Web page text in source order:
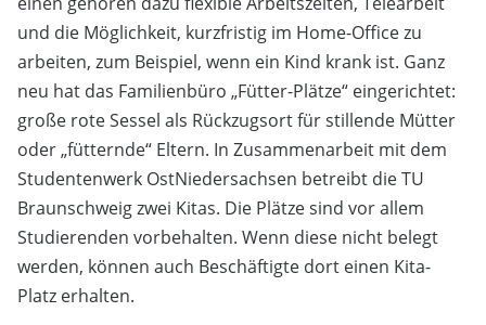
und die Möglichkeit, kurzfristig im Home-Office zu
arbeiten, zum Beispiel, wenn ein Kind krank ist. Ganz
neu hat das Familienbüro „Fütter-Plätze“ eingerichtet:
große rote Sessel als Rückzugsort für stillende Mütter
oder „fütternde“ Eltern. In Zusammenarbeit mit dem
Studentenwerk OstNiedersachsen betreibt die TU
Braunschweig zwei Kitas. Die Plätze sind vor allem
Studierenden vorbehalten. Wenn diese nicht belegt
werden, können auch Beschäftigte dort einen Kita-
Platz erhalten.